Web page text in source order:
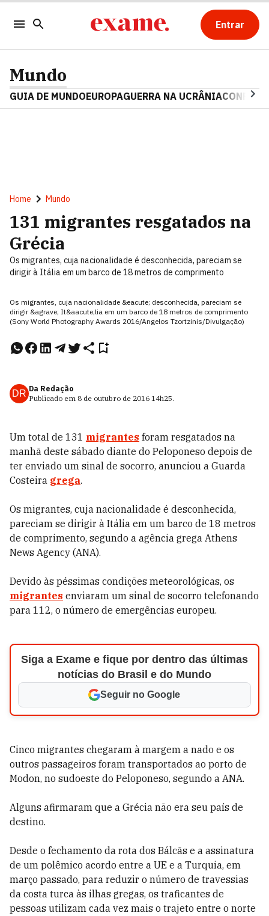
Entrar
Mundo
GUIA DE MUNDOEUROPAGUERRA NA UCRÂNIA
Home Mundo
131 migrantes resgatados na
Grécia
Os migrantes, cuja nacionalidade é desconhecida, pareciam se
dirigir à Itália em um barco de 18 metros de comprimento
Os migrantes, cuja nacionalidade &eacute; desconhecida, pareciam se
dirigir &agrave; It&aacute;lia em um barco de 18 metros de comprimento
(Sony World Photography Awards 2016/Angelos Tzortzinis/Divulgação)
DR Da Redação
Publicado em 8 de outubro de 2016 14h25.
Um total de 131 migrantes foram resgatados na
manhã deste sábado diante do Peloponeso depois de
ter enviado um sinal de socorro, anunciou a Guarda
Costeira grega.
Os migrantes, cuja nacionalidade é desconhecida,
pareciam se dirigir à Itália em um barco de 18 metros
de comprimento, segundo a agência grega Athens
News Agency (ANA).
Devido às péssimas condições meteorológicas, os
migrantes enviaram um sinal de socorro telefonando
para 112, o número de emergências europeu.
Siga a Exame e fique por dentro das últimas
notícias do Brasil e do Mundo
Seguir no Google
Cinco migrantes chegaram à margem a nado e os
outros passageiros foram transportados ao porto de
Modon, no sudoeste do Peloponeso, segundo a ANA.
Alguns afirmaram que a Grécia não era seu país de
destino.
Desde o fechamento da rota dos Bálcãs e a assinatura
de um polêmico acordo entre a UE e a Turquia, em
março passado, para reduzir o número de travessias
da costa turca às ilhas gregas, os traficantes de
pessoas utilizam cada vez mais o trajeto entre o norte